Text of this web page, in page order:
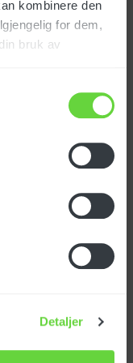
kombinere den
for dem,
bruk av
Detaljer
1/4